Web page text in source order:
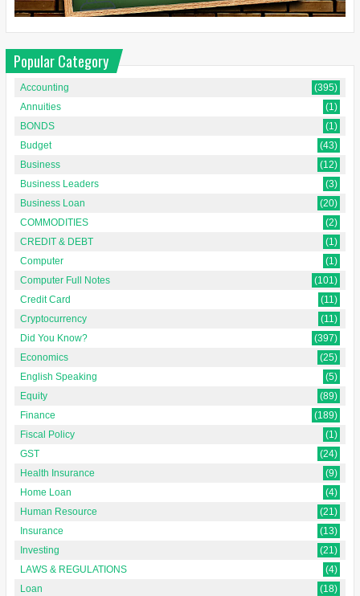
Popular Category
Accounting
(395)
Annuities
(1)
BONDS
(1)
Budget
(43)
Business
(12)
Business Leaders
(3)
Business Loan
(20)
COMMODITIES
(2)
CREDIT & DEBT
(1)
Computer
(1)
Computer Full Notes
(101)
Credit Card
(11)
Cryptocurrency
(11)
Did You Know?
(397)
Economics
(25)
English Speaking
(5)
Equity
(89)
Finance
(189)
Fiscal Policy
(1)
GST
(24)
Health Insurance
(9)
Home Loan
(4)
Human Resource
(21)
Insurance
(13)
Investing
(21)
LAWS & REGULATIONS
(4)
Loan
(18)